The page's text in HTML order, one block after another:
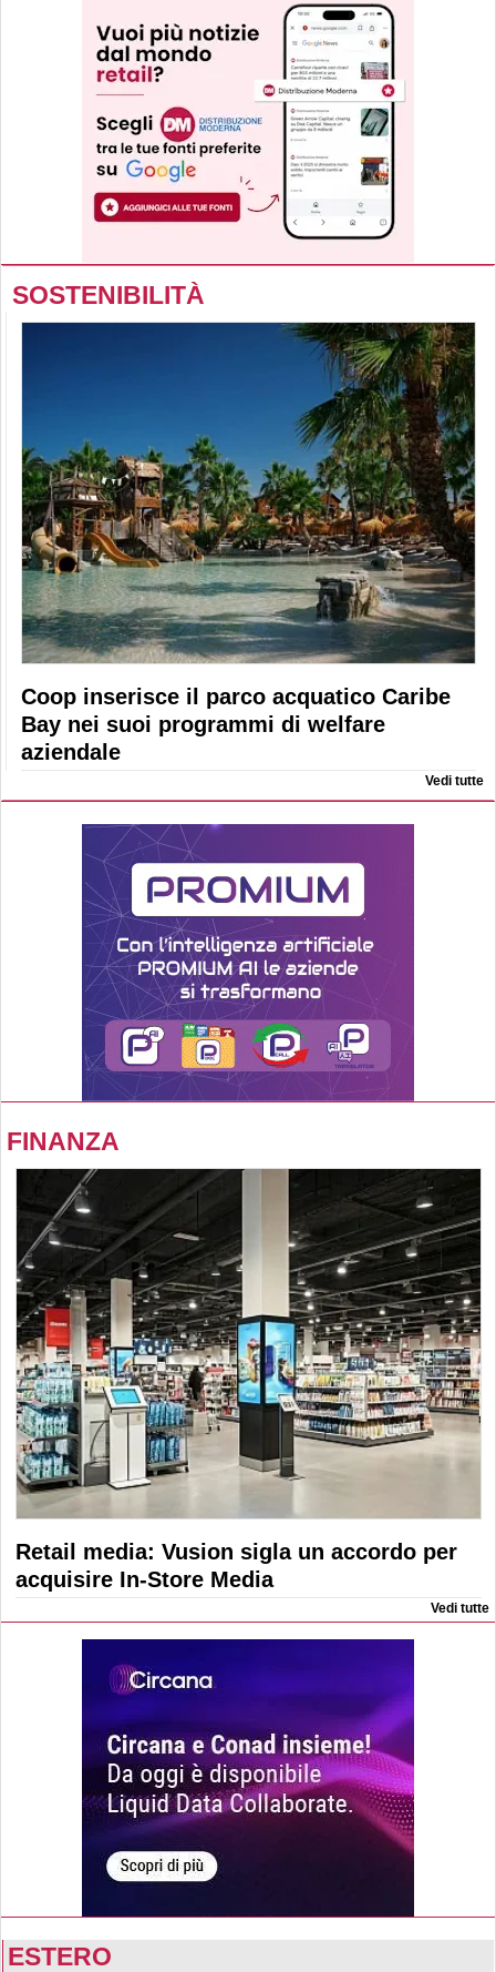
SOSTENIBILITÀ
Coop inserisce il parco acquatico Caribe
Bay nei suoi programmi di welfare
aziendale
Vedi tutte
FINANZA
Retail media: Vusion sigla un accordo per
acquisire In-Store Media
Vedi tutte
ESTERO